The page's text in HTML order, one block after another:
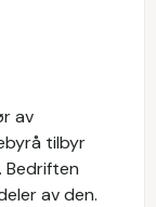
av
tilbyr
av den.